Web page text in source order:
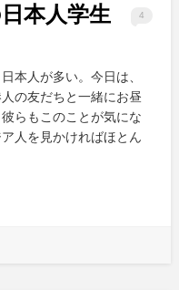
4
本人学生
本人が多い。今日は、
の友だちと一緒にお昼
らもこのことが気にな
人を見かければほとん